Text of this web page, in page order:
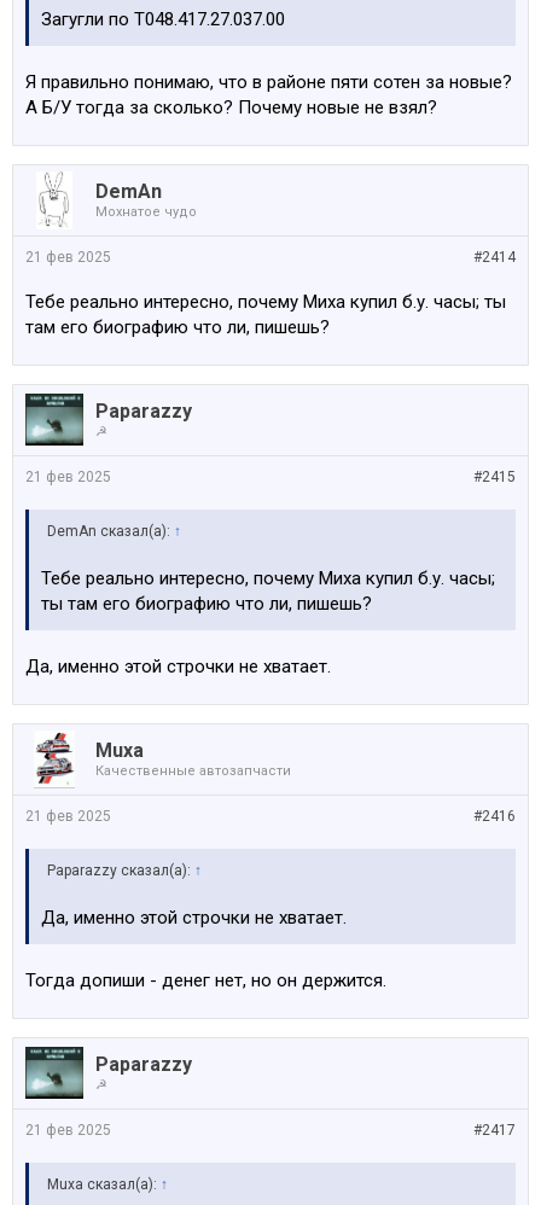
Загугли по T048.417.27.037.00
Я правильно понимаю, что в районе пяти сотен за новые?
А Б/У тогда за сколько? Почему новые не взял?
DemAn
Мохнатое чудо
#2414
21 фев 2025
Тебе реально интересно, почему Миха купил б.у. часы; ты
там его биографию что ли, пишешь?
Paparazzy
☭
#2415
21 фев 2025
DemAn сказал(а): ↑
Тебе реально интересно, почему Миха купил б.у. часы;
ты там его биографию что ли, пишешь?
Да, именно этой строчки не хватает.
Muxa
Качественные автозапчасти
#2416
21 фев 2025
Paparazzy сказал(а): ↑
Да, именно этой строчки не хватает.
Тогда допиши - денег нет, но он держится.
Paparazzy
☭
#2417
21 фев 2025
Muxa сказал(а): ↑